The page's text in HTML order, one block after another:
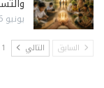
يونيو 26, 2026
السابق التالي 1 من 12